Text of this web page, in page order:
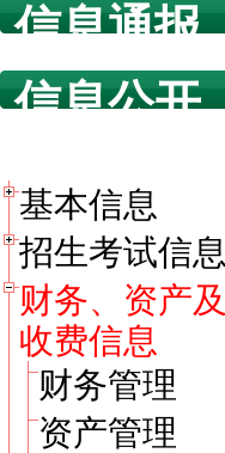
信息通报
信息公开
基本信息
招生考试信息
财务、资产及
收费信息
财务管理
资产管理